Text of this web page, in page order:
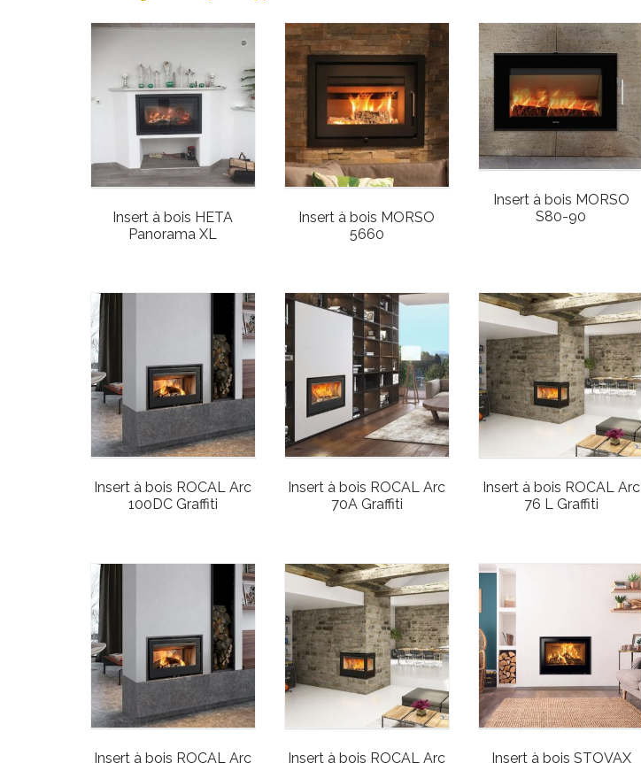
Insert à bois HETA
Panorama XL
Insert à bois MORSO
5660
Insert à bois MORSO
S80-90
Insert à bois ROCAL Arc
100DC Graffiti
Insert à bois ROCAL Arc
70A Graffiti
Insert à bois ROCAL Arc
76 L Graffiti
Insert à bois ROCAL Arc
Insert à bois ROCAL Arc
Insert à bois STOVAX